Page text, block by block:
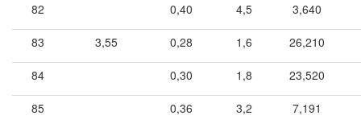
82 0,40 4,5 3,640
83 3,55 0,28 1,6 26,210
84 0,30 1,8 23,520
85 0,36 3,2 7,191